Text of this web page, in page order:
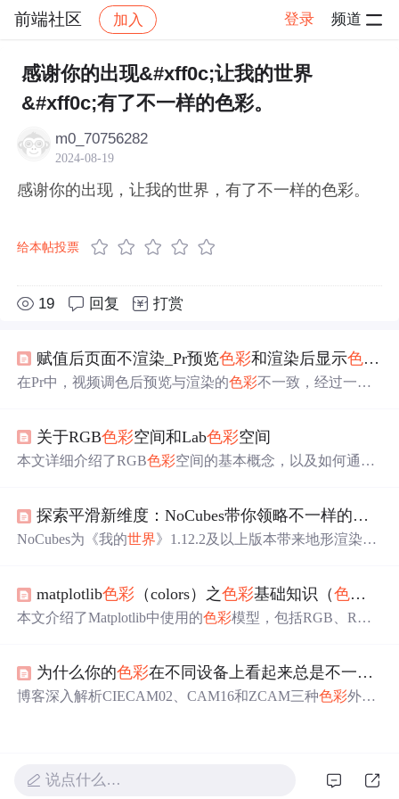
前端社区 加入 登录 频道
社区 前端社区 感慨 帖子详情
感谢你的出现&#xff0c;让我的世界
&#xff0c;有了不一样的色彩。
m0_70756282
2024-08-19
感谢你的出现，让我的世界，有了不一样的色彩。
给本帖投票
19 回复 打赏
赋值后页面不渲染_Pr预览色彩和渲染后显示色彩
在Pr中，视频调色后预览与渲染的色彩不一致，经过一系
题在Final Cut Pro中未 出现，可能因为它是苹果的原生软
件。确保在Pr中启用色彩管理，特别是在使用P3广色域的
关于RGB色彩空间和Lab色彩空间
本文详细介绍了RGB色彩空间的基本概念，以及如何通过
LaTeX在写作中的体验。,
探索平滑新维度：NoCubes带你领略不一样的《我的
NoCubes为《我的世界》1.12.2及以上版本带来地形渲染革
于多种场景。具有无缝平滑、技术革新等亮点，提升了游
戏视觉层次和真实感。
matplotlib色彩 （colors）之色彩基础知识（色彩
本文介绍了Matplotlib中使用的色彩模型，包括RGB、RGB
彩 格式和色彩映射方式。
为什么你的色彩在不同设备上看起来总是不一样？3种
博客深入解析CIECAM02、CAM16和ZCAM三种色彩外观
超宽亮度范围。内容涵盖模型核心机制、Python集成实践
（基于Colour科学库）、社交媒体图片优化案例及未来趋
说点什么…